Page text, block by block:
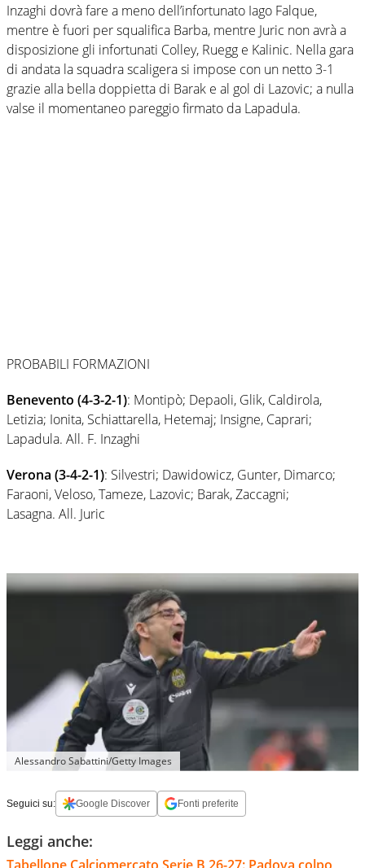
Inzaghi dovrà fare a meno dell’infortunato Iago Falque,
mentre è fuori per squalifica Barba, mentre Juric non avrà a
disposizione gli infortunati Colley, Ruegg e Kalinic. Nella gara
di andata la squadra scaligera si impose con un netto 3-1
grazie alla bella doppietta di Barak e al gol di Lazovic; a nulla
valse il momentaneo pareggio firmato da Lapadula.
PROBABILI FORMAZIONI
Benevento (4-3-2-1): Montipò; Depaoli, Glik, Caldirola,
Letizia; Ionita, Schiattarella, Hetemaj; Insigne, Caprari;
Lapadula. All. F. Inzaghi
Verona (3-4-2-1): Silvestri; Dawidowicz, Gunter, Dimarco;
Faraoni, Veloso, Tameze, Lazovic; Barak, Zaccagni;
Lasagna. All. Juric
Alessandro Sabattini/Getty Images
Seguici su: Google Discover Fonti preferite
Leggi anche: